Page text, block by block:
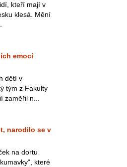
kteří mají v
klesá. Mění
emocí
dětí v
tým z Fakulty
n...
narodilo se v
na dortu
které